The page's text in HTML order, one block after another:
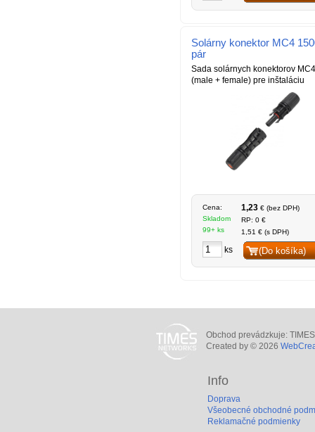
Solárny konektor MC4
pár
Sada solárnych konektorov MC4
(male + female) pre inštaláciu
Cena:
Skladom
99+ ks
1,23 € (bez DPH)
RP: 0 €
1,51 € (s DPH)
ks (Do košíka)
Obchod prevádzkuje:
Created by © 2026
Info
Doprava
Všeobecné obchodné
Reklamačné podmienky